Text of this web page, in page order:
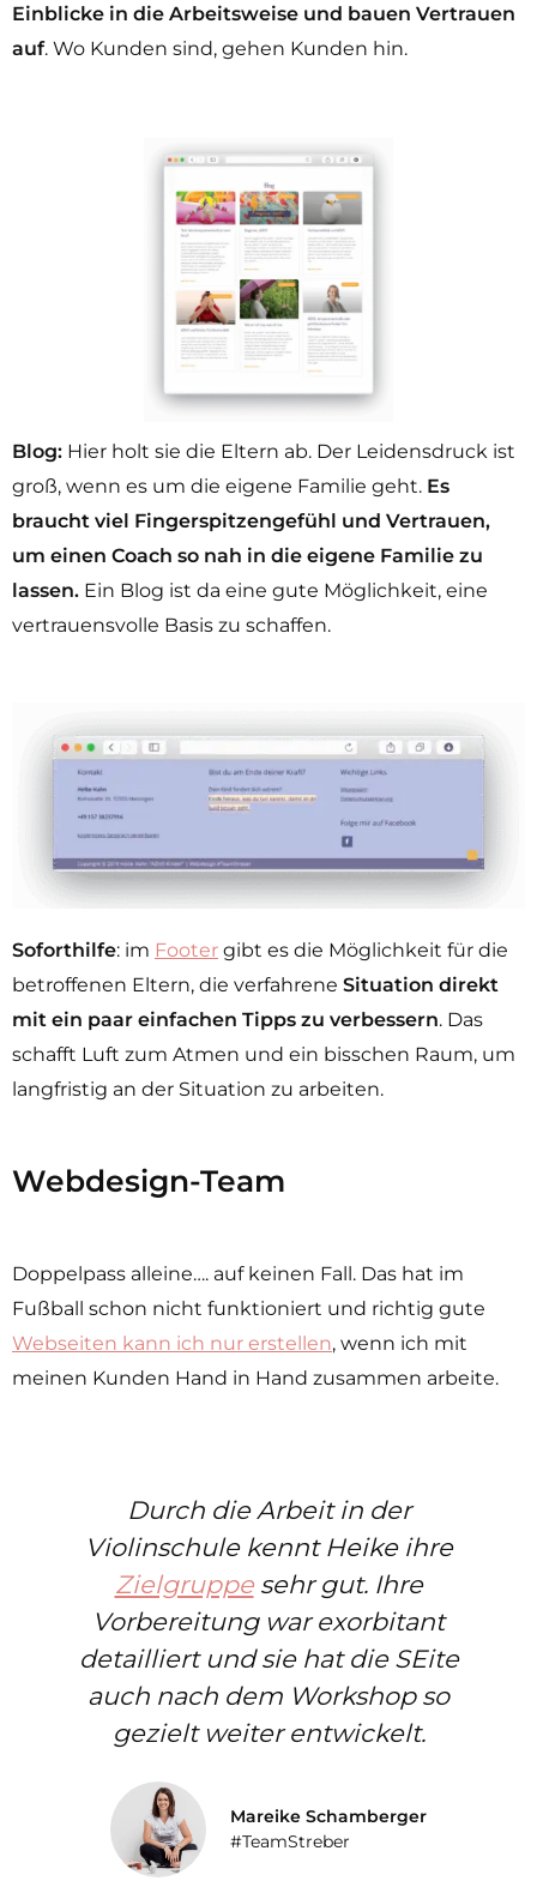
Einblicke in die Arbeitsweise und bauen Vertrauen
auf. Wo Kunden sind, gehen Kunden hin.
Blog: Hier holt sie die Eltern ab. Der Leidensdruck ist
groß, wenn es um die eigene Familie geht. Es
braucht viel Fingerspitzengefühl und Vertrauen,
um einen Coach so nah in die eigene Familie zu
lassen. Ein Blog ist da eine gute Möglichkeit, eine
vertrauensvolle Basis zu schaffen.
Soforthilfe: im Footer gibt es die Möglichkeit für die
betroffenen Eltern, die verfahrene Situation direkt
mit ein paar einfachen Tipps zu verbessern. Das
schafft Luft zum Atmen und ein bisschen Raum, um
langfristig an der Situation zu arbeiten.
Webdesign-Team
Doppelpass alleine…. auf keinen Fall. Das hat im
Fußball schon nicht funktioniert und richtig gute
Webseiten kann ich nur erstellen, wenn ich mit
meinen Kunden Hand in Hand zusammen arbeite.
Durch die Arbeit in der
Violinschule kennt Heike ihre
Zielgruppesehr gut. Ihre
Vorbereitung war exorbitant
detailliert und sie hat die SEite
auch nach dem Workshop so
gezielt weiter entwickelt.
Mareike Schamberger
#TeamStreber